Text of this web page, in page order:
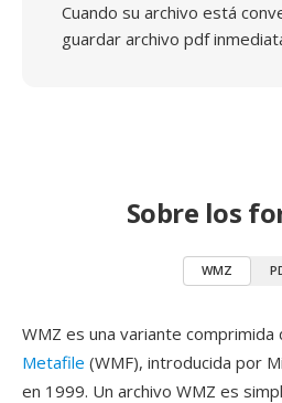
Cuando su archivo está
guardar archivo pdf
Sobre los
WMZ
WMZ es una variante
Metafile (WMF), introducida por
en 1999. Un archivo WMZ es